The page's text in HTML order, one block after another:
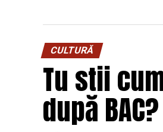
CULTURĂ
Tu stii
după BAC?